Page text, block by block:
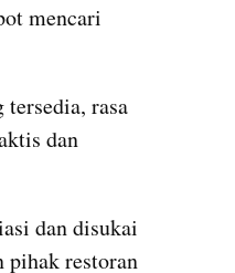
mencari
rasa
dan
dan disukai
pihak restoran